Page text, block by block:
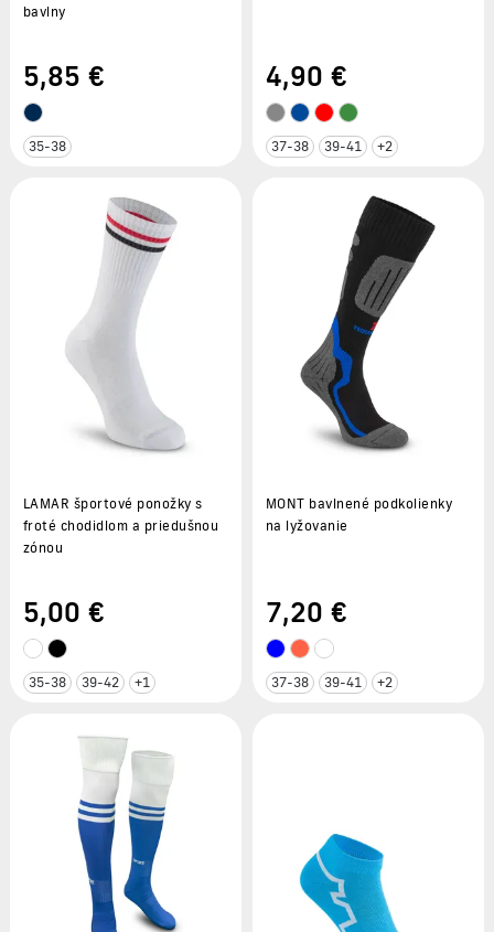
bavlny
5,85 €
35-38
4,90 €
37-38 39-41 +2
LAMAR športové ponožky s
froté chodidlom a priedušnou
zónou
5,00 €
35-38 39-42 +1
MONT bavlnené podkolienky
na lyžovanie
7,20 €
37-38 39-41 +2